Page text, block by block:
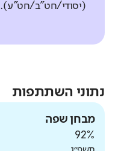
(יסודי/חט"ב/חט"ע).
נתוני השתתפות
מבחן שפה
92%